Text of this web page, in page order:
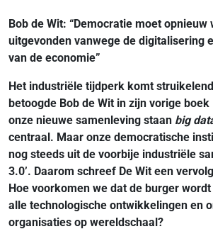
Bob de Wit: “Democratie moet opnieuw
uitgevonden vanwege de digitalisering
van de economie”
Het industriële tijdperk komt
betoogde Bob de Wit in zijn vorige boek
onze nieuwe samenleving staan big
centraal. Maar onze democratische
nog steeds uit de voorbije industriële
3.0’. Daarom schreef De Wit een
Hoe voorkomen we dat de burger
alle technologische ontwikkelingen en
organisaties op wereldschaal?